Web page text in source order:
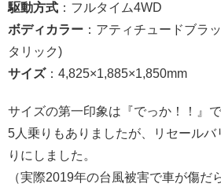
駆動方式 ：フルタイム4WD
ボディカラー ：アティチュードブラ
タリック)
サイズ：4,825×1,885×1,850mm
サイズの第一印象は『でっか！！』で
5人乗りもありましたが、リセール
りにしました。
（実際2019年の台風被害で車が傷だ